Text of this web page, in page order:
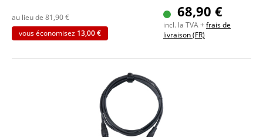
Incl. bande auto-agrippante
10 pièces dans le lot
68,90 €
incl. la TVA +frais de
livraison (FR)
au lieu de 81,90€
vous économisez 13,00 €